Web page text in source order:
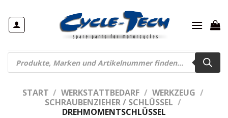
Inhalt
springen
Products
search
START / WERKSTATTBEDARF / WERKZEUG /
SCHRAUBENZIEHER / SCHLÜSSEL /
DREHMOMENTSCHLÜSSEL